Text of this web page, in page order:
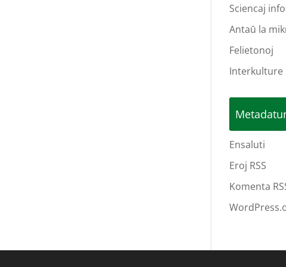
Sciencaj
Antaŭ la
Felietonoj
Interkulture
Ensaluti
Eroj RSS
Komenta